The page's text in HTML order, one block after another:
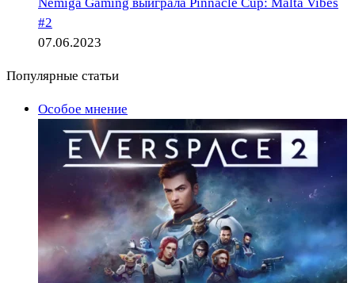
#2
07.06.2023
Популярные статьи
Особое мнение